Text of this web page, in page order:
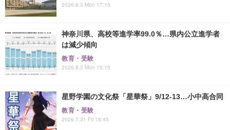
2026.8.3 Mon 17:15
神奈川県、高校等進学率99.0％…県内公立進学者
は減少傾向
教育・受験
2026.8.3 Mon 15:15
星野学園の文化祭「星華祭」9/12-13…小中高合同
教育・受験
2026.7.31 Fri 16:45